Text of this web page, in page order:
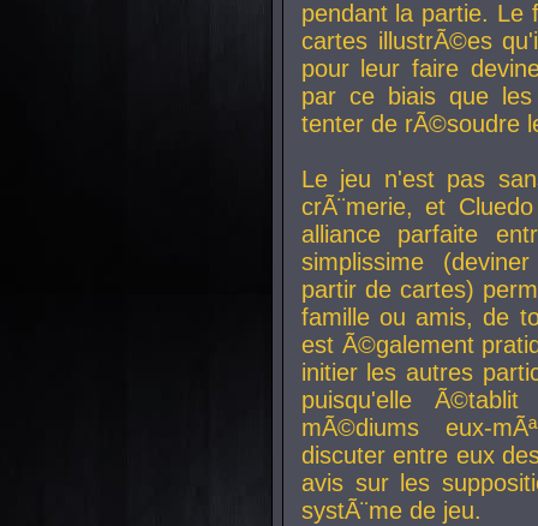
pendant la partie. Le
cartes illustrÃ©es
pour leur faire
par ce biais que
tenter de rÃ©soudre
Le jeu n'est pas
crÃ¨merie, et
alliance parfaite
simplissime
partir de cartes)
famille ou amis, de
est Ã©galement
initier les autres
puisqu'elle
mÃ©diums eux-
discuter entre eux
avis sur les
systÃ¨me de jeu.